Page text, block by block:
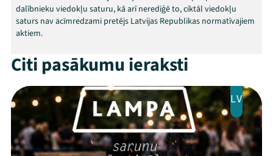
Festivāls
Arhīvs
Viņi bija LAMPĀ 2026
Jaunumi
dalībnieku viedokļu saturu, kā arī nerediģē to, ciktāl viedokļu
saturs nav acīmredzami pretējs Latvijas Republikas normatīvajiem
aktiem.
Citi pasākumu ieraksti
LV